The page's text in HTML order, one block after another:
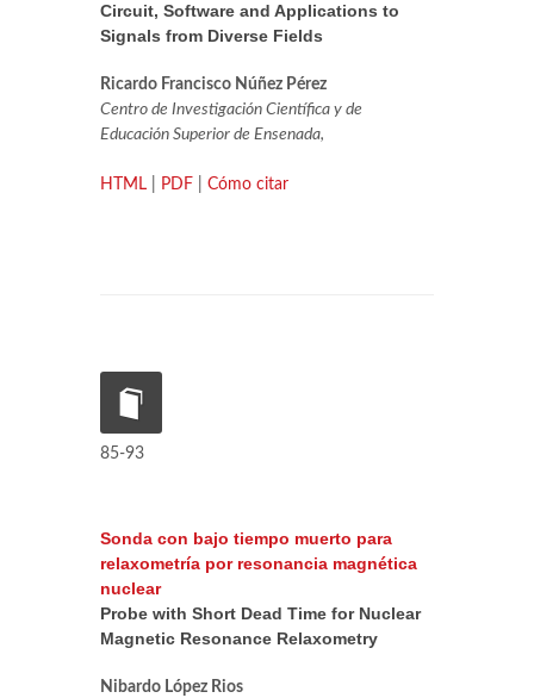
Circuit, Software and Applications to
Signals from Diverse Fields
Ricardo Francisco Núñez Pérez
Centro de Investigación Científica y de
Educación Superior de Ensenada,
HTML PDF Cómo citar
85-93
Sonda con bajo tiempo muerto para
relaxometría por resonancia magnética
nuclear
Probe with Short Dead Time for Nuclear
Magnetic Resonance Relaxometry
Nibardo López Rios